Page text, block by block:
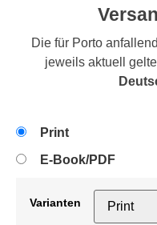
Die für Porto
jeweils aktuell
Print
E-Book/PDF
Varianten